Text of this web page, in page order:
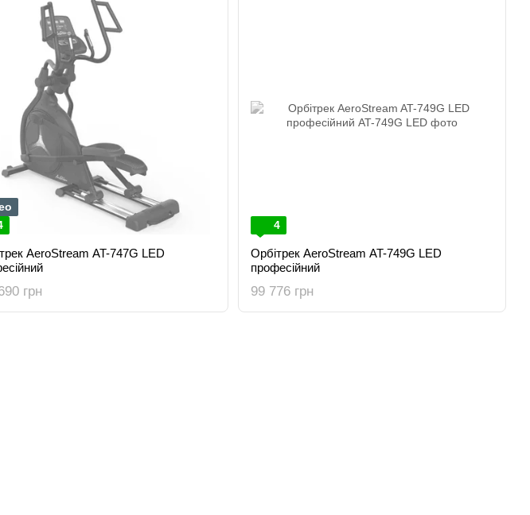
AeroStream AT-747G LED
грн
4
Орбітрек AeroStream AT-749G LED
професійний
99 776 грн